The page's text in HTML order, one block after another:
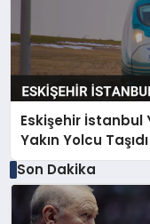
Eskişehir İstanbul
Yakın Yolcu Taşıdı
Son Dakika